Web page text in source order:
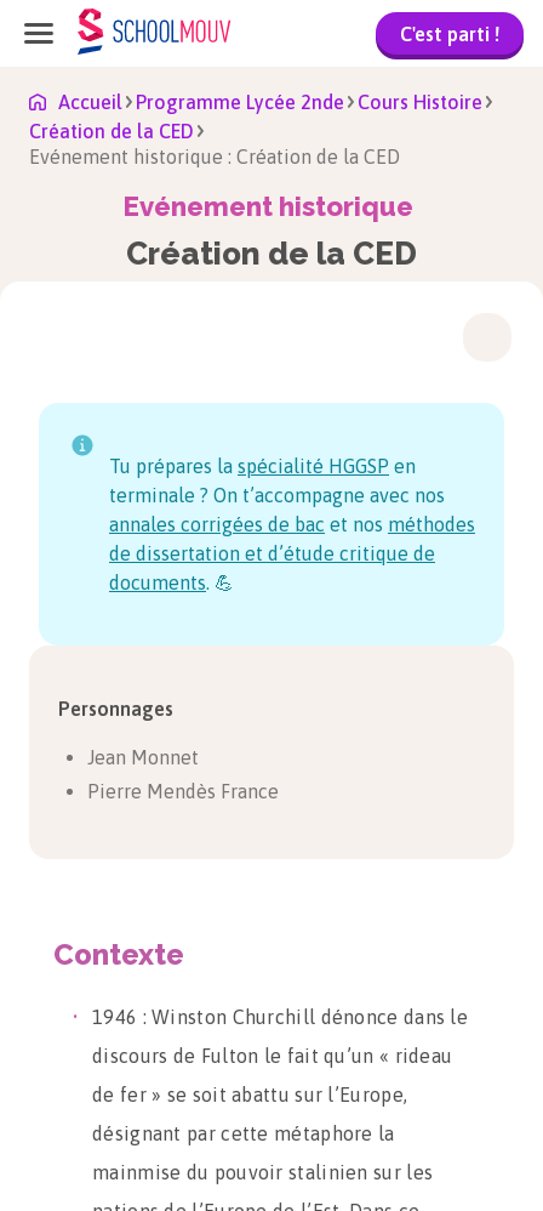
C'est parti !
Accueil Programme Lycée 2nde
Cours Histoire
Création de la CED
Evénement historique : Création de la CED
Evénement historique
Création de la CED
Tu prépares la spécialité HGGSP en
terminale ? On t’accompagne avec nos
annales corrigées de bac et nos méthodes
de dissertation et d’étude critique de
documents. 💪
Personnages
Jean Monnet
Pierre Mendès France
Contexte
1946 : Winston Churchill dénonce dans le
discours de Fulton le fait qu’un « rideau
de fer » se soit abattu sur l’Europe,
désignant par cette métaphore la
mainmise du pouvoir stalinien sur les